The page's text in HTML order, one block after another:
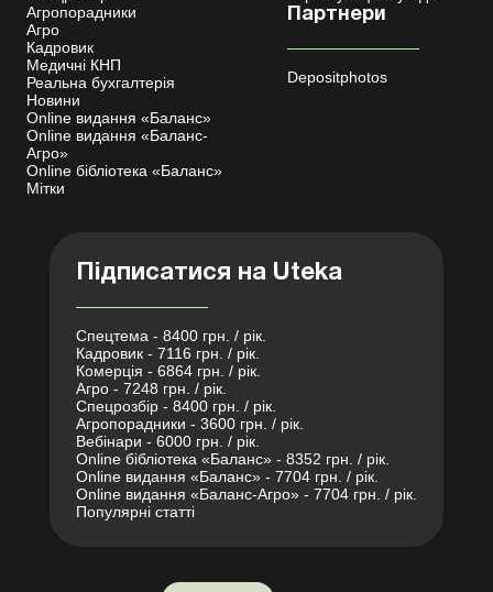
Агропорадники
Агро
Кадровик
Медичні КНП
Реальна бухгалтерія
Новини
Online видання «Баланс»
Online видання «Баланс-
Агро»
Online бібліотека «Баланс»
Мітки
Партнери
Depositphotos
Підписатися на Uteka
Спецтема - 8400 грн. / рік.
Кадровик - 7116 грн. / рік.
Комерція - 6864 грн. / рік.
Агро - 7248 грн. / рік.
Спецрозбір - 8400 грн. / рік.
Агропорадники - 3600 грн. / рік.
Вебінари - 6000 грн. / рік.
Online бібліотека «Баланс» - 8352 грн. / рік.
Online видання «Баланс» - 7704 грн. / рік.
Online видання «Баланс-Агро» - 7704 грн. / рік.
Популярні статті